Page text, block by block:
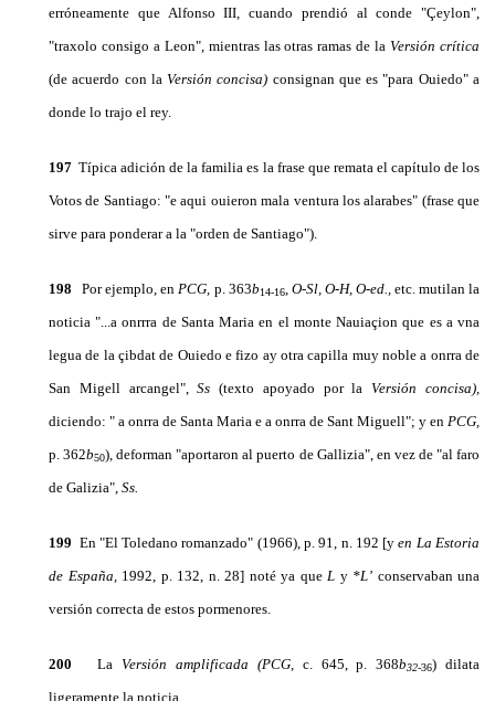
erróneamente que Alfonso III, cuando prendió al conde "Çeylon",
"traxolo consigo a Leon", mientras las otras ramas de laVersión crítica
(de acuerdo con laVersión concisa) consignan que es "para Ouiedo" a
donde lo trajo el rey.
197 Típica adición de la familia es la frase que remata el capítulo de los
Votos de Santiago: "e aqui ouieron mala ventura los alarabes" (frase que
sirve para ponderar a la "orden de Santiago").
198 Por ejemplo, en PCG, p. 363b14-16, O-Sl, O-H, O-ed., etc. mutilan la
noticia "...a onrrra de Santa Maria en el monte Nauiaçion que es a vna
legua de la çibdat de Ouiedo e fizo ay otra capilla muy noble a onrra de
San Migell arcangel",Ss(texto apoyado por laVersión concisa),
diciendo: " a onrra de Santa Ma­ria e a onrra de Sant Miguell"; y en PCG,
p. 362b50), deforman "aportaron al puerto de Gallizia", en vez de "al faro
de Galizia", Ss.
199 En "El Toledano romanzado" (1966), p. 91, n. 192 [yen La Estoria
de España, 1992, p. 132, n. 28] noté ya que L y *L’ conservaban una
versión correcta de estos pormenores.
200 LaVersión amplificada (PCG, c. 645, p. 368b32-36) dilata
ligeramente la noticia.